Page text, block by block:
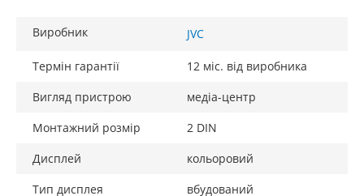
Виробник JVC
Термін гарантії
12 міс. від виробника
Вигляд пристрою
медіа-центр
Монтажний розмір
2 DIN
Дисплей
кольоровий
Тип дисплея
вбудований